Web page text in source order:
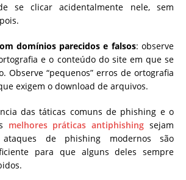
se clicar acidentalmente nele, sem
domínios parecidos e falsos: observe
e o conteúdo do site em que se
Observe “pequenos” erros de ortografia
exigem o download de arquivos.
das táticas comuns de phishing e o
melhores práticas antiphishing sejam
de phishing modernos são
para que alguns deles sempre